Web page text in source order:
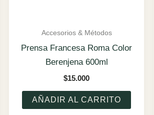
Accesorios & Métodos
Prensa Francesa Roma Color
Berenjena 600ml
$15.000
AÑADIR AL CARRITO